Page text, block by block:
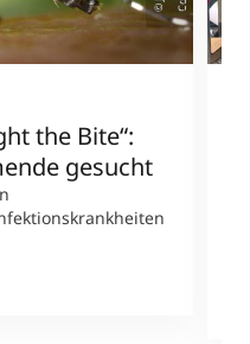
the Bite“:
gesucht